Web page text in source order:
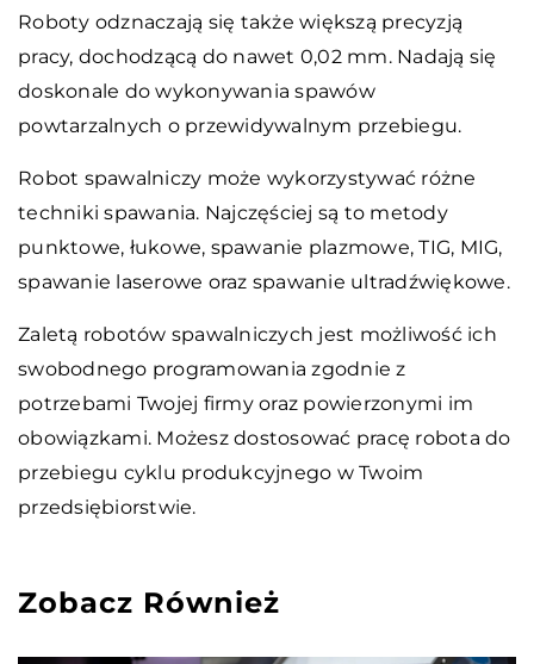
Roboty odznaczają się także większą precyzją
pracy, dochodzącą do nawet 0,02 mm. Nadają się
doskonale do wykonywania spawów
powtarzalnych o przewidywalnym przebiegu.
Robot spawalniczy może wykorzystywać różne
techniki spawania. Najczęściej są to metody
punktowe, łukowe, spawanie plazmowe, TIG, MIG,
spawanie laserowe oraz spawanie ultradźwiękowe.
Zaletą robotów spawalniczych jest możliwość ich
swobodnego programowania zgodnie z
potrzebami Twojej firmy oraz powierzonymi im
obowiązkami. Możesz dostosować pracę robota do
przebiegu cyklu produkcyjnego w Twoim
przedsiębiorstwie.
Zobacz Również